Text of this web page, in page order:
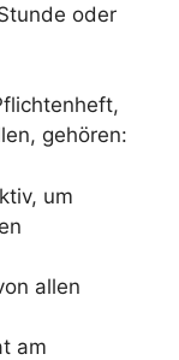
oder
gehören:
um
allen
am